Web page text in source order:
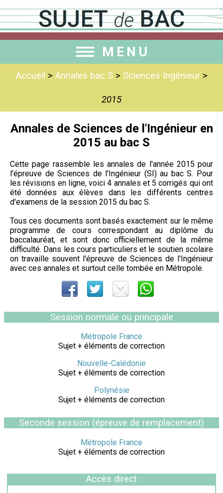
MENU
Accueil > Annales bac S> Sciences Ingénieur>
2015
Annales de Sciences de l'Ingénieur en
2015 au bac S
Cette page rassemble les annales de l'année 2015 pour
l'épreuve de Sciences de l'Ingénieur (SI) au bac S. Pour
les révisions en ligne, voici 4 annales et 5 corrigés qui ont
été données aux élèves dans les différents centres
d'examens de la session 2015 du bac S.
Tous ces documents sont basés exactement sur le même
programme de cours correspondant au diplôme du
baccalauréat, et sont donc officiellement de la même
difficulté. Dans les cours particuliers et le soutien scolaire
on travaille souvent l'épreuve de Sciences de l'Ingénieur
avec ces annales et surtout celle tombée en Métropole.
Session normale ou principale
Métropole France
Sujet + éléments de correction
Nouvelle-Calédonie
Sujet + éléments de correction
Polynésie
Sujet + éléments de correction
Seconde session (épreuve de remplacement)
Métropole France
Sujet + éléments de correction
Accès direct